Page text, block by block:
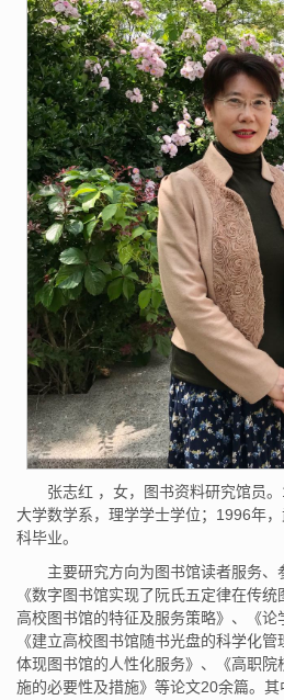
张志红 ，女，图书资料研究馆员
大学数学系，理学学士学位；1996年
科毕业。
主要研究方向为图书馆读者服务
《数字图书馆实现了阮氏五定律在传
高校图书馆的特征及服务策略》、《论
《建立高校图书馆随书光盘的科学化
体现图书馆的人性化服务》、《高职院
施的必要性及措施》等论文20余篇。